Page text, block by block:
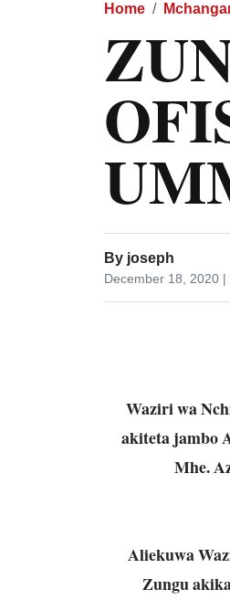
Home
By joseph
December 18, 2020 |
Waziri wa
akiteta jambo
Mhe.
Aliekuwa
Zungu